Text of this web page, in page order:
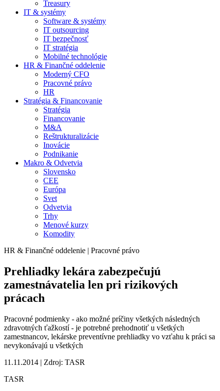
Treasury
IT & systémy
Software & systémy
IT outsourcing
IT bezpečnosť
IT stratégia
Mobilné technológie
HR & Finančné oddelenie
Moderný CFO
Pracovné právo
HR
Stratégia & Financovanie
Stratégia
Financovanie
M&A
Reštrukturalizácie
Inovácie
Podnikanie
Makro & Odvetvia
Slovensko
CEE
Európa
Svet
Odvetvia
Trhy
Menové kurzy
Komodity
HR & Finančné oddelenie | Pracovné právo
Prehliadky lekára zabezpečujú
zamestnávatelia len pri rizikových
prácach
Pracovné podmienky - ako možné príčiny všetkých následných
zdravotných ťažkostí - je potrebné prehodnotiť u všetkých
zamestnancov, lekárske preventívne prehliadky vo vzťahu k práci sa
nevykonávajú u všetkých
11.11.2014 | Zdroj: TASR
TASR